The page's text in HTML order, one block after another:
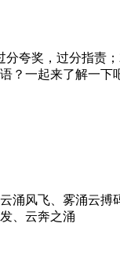
夸奖，过分指责
？一起来了解一下
涌风飞、雾涌云
、云奔之涌